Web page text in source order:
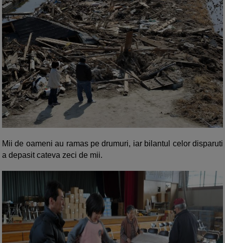
Mii de oameni au ramas pe drumuri, iar bilantul celor disparuti
a depasit cateva zeci de mii.